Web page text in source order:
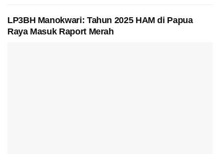
LP3BH Manokwari: Tahun 2025 HAM di Papua
Raya Masuk Raport Merah